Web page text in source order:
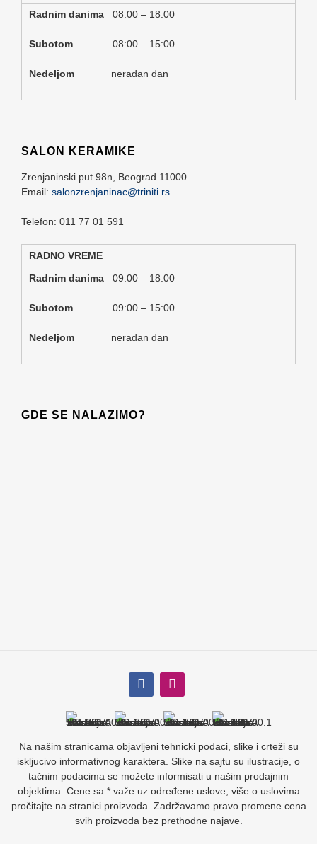
Radnim danima 08:00 – 18:00
Subotom 08:00 – 15:00
Nedeljom neradan dan
SALON KERAMIKE
Zrenjaninski put 98n, Beograd 11000
Email: salonzrenjaninac@triniti.rs
Telefon: 011 77 01 591
RADNO VREME
Radnim danima 09:00 – 18:00
Subotom 09:00 – 15:00
Nedeljom neradan dan
GDE SE NALAZIMO?
Na našim stranicama objavljeni tehnicki podaci, slike i crteži su
iskljucivo informativnog karaktera. Slike na sajtu su ilustracije, o
tačnim podacima se možete informisati u našim prodajnim
objektima. Cene sa * važe uz određene uslove, više o uslovima
pročitajte na stranici proizvoda. Zadržavamo pravo promene cena
svih proizvoda bez prethodne najave.